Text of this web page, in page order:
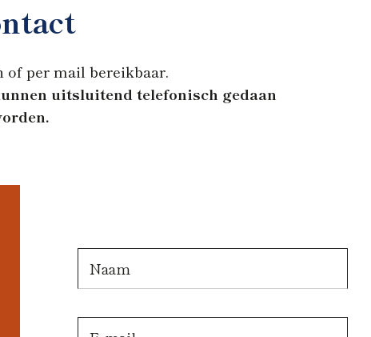
of per mail bereikbaar.
uitsluitend telefonisch gedaan